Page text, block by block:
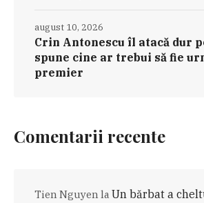
Crin Antonescu îl atacă dur
spune cine ar trebui să fie
premier
august 10, 2026
Comentarii recente
Tien Nguyenla Un bărbat a